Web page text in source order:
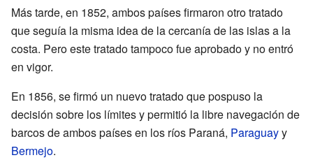
Más tarde, en 1852, ambos países firmaron otro tratado
que seguía la misma idea de la cercanía de las islas a la
costa. Pero este tratado tampoco fue aprobado y no entró
en vigor.
En 1856, se firmó un nuevo tratado que pospuso la
decisión sobre los límites y permitió la libre navegación de
barcos de ambos países en los ríos Paraná, Paraguayy
Bermejo.